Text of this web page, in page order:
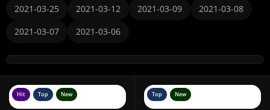
2021-03-25 2021-03-12 2021-03-09
2021-03-08
2021-03-07
2021-03-06
Hit Top New Top New